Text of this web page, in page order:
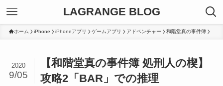
LAGRANGE BLOG
ホーム iPhone iPhoneアプリ ゲームアプリ アドベンチャー 和階堂真の事件簿
【和階堂真の事件簿 処刑人の楔】
攻略2「BAR」での推理
2020
9/05